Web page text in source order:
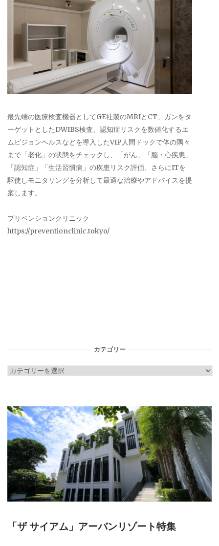
最先端の医療検査機器としてGE社製のMRIとCT、ガンをタ
ーゲットとしたDWIBS検査、認知症リスクを数値化するエ
ムビジョンヘルスなどを導入したVIP人間ドックで体の隅々
まで「老化」の状態をチェックし、「がん」「脳・心疾患」
「認知症」「生活習慣病」の疾患リスク評価、さらにITを
駆使しモニタリングを分析して最適な治療やアドバイスを提
案します。
プリベンションクリニック
https://preventionclinic.tokyo/
カテゴリー
カ
リ
ー
「ザ サイアム」アーバンリゾート特集